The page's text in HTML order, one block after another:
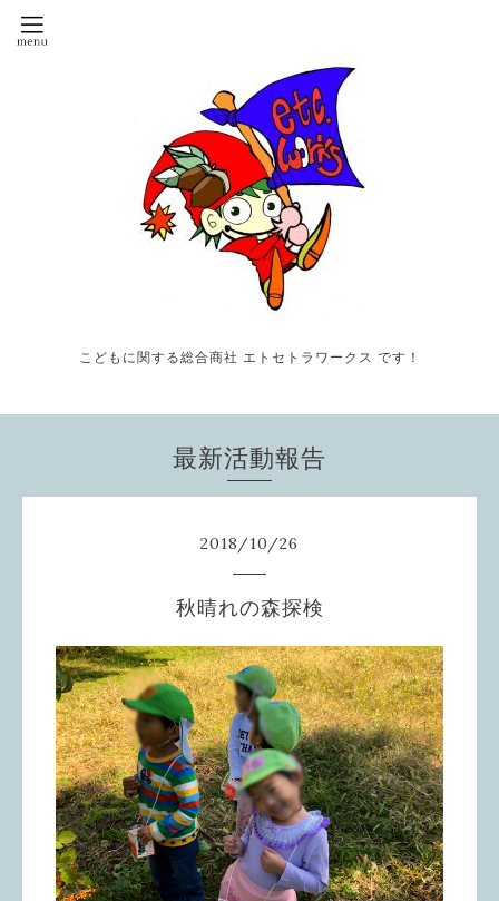
こどもに関する総合商社 エトセトラワークス です！
最新活動報告
2018/10/26
秋晴れの森探検